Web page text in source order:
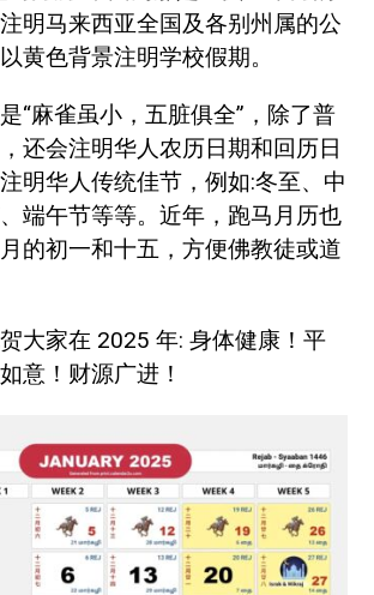
明马来西亚全国及各别州属的公
黄色背景注明学校假期。
“麻雀虽小，五脏俱全”，除了普
还会注明华人农历日期和回历日
明华人传统佳节，例如:冬至、中
端午节等等。近年，跑马月历也
的初一和十五，方便佛教徒或道
大家在 2025 年: 身体健康！平
意！财源广进！